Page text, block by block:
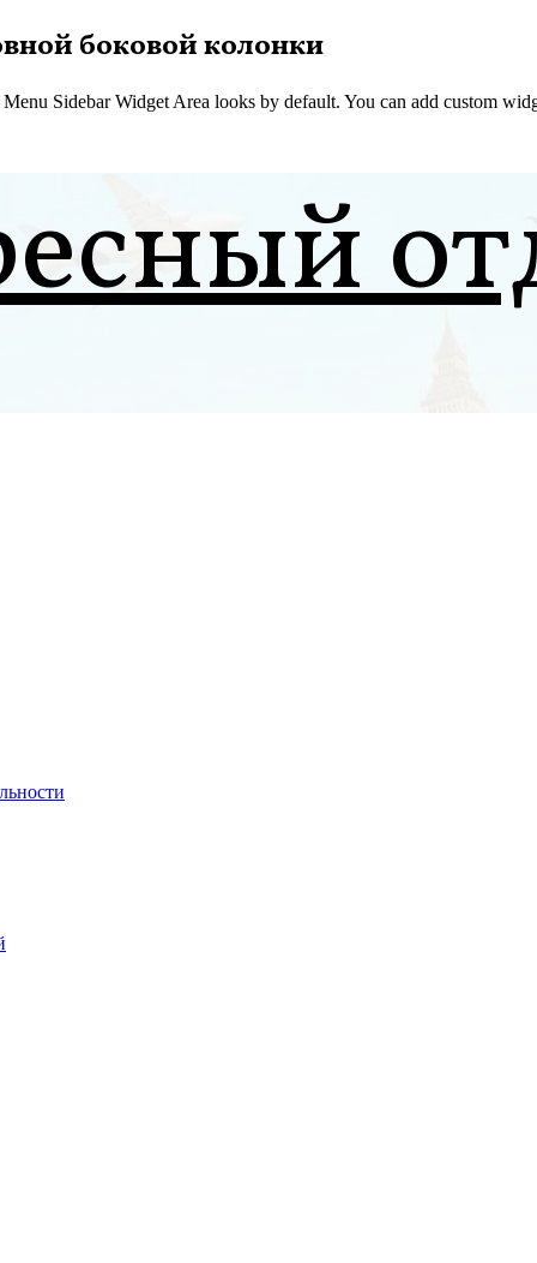
боковой колонки
Sidebar Widget Area looks by default. You can add custom